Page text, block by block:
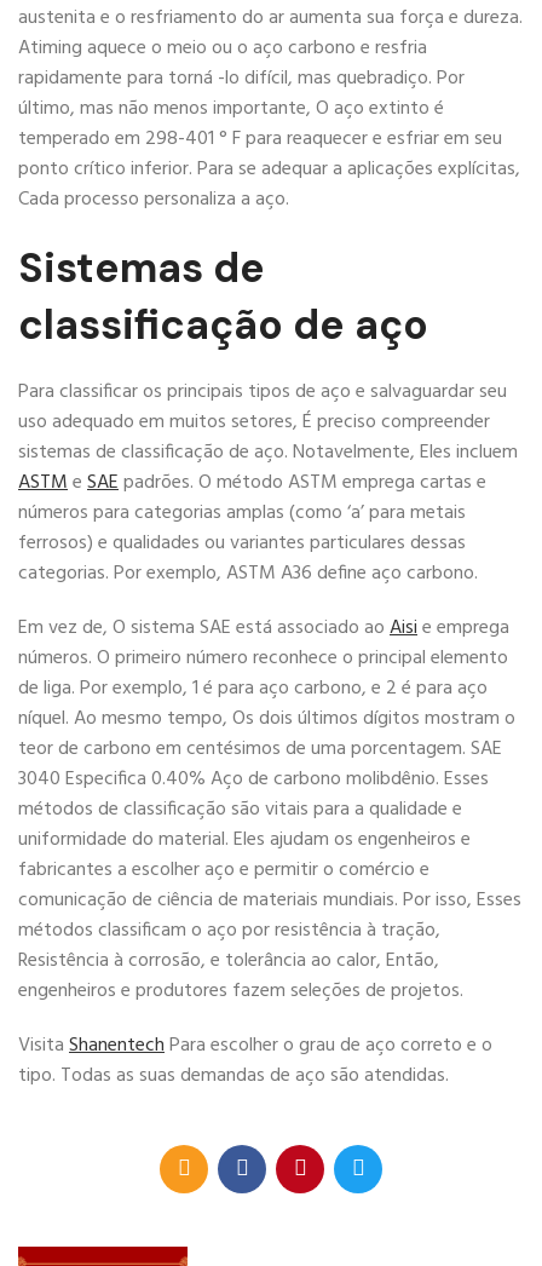
austenita e o resfriamento do ar aumenta sua força e dureza.
Atiming aquece o meio ou o aço carbono e resfria
rapidamente para torná -lo difícil, mas quebradiço. Por
último, mas não menos importante, O aço extinto é
temperado em 298-401 ° F para reaquecer e esfriar em seu
ponto crítico inferior. Para se adequar a aplicações explícitas,
Cada processo personaliza a aço.
Sistemas de
classificação de aço
Para classificar os principais tipos de aço e salvaguardar seu
uso adequado em muitos setores, É preciso compreender
sistemas de classificação de aço. Notavelmente, Eles incluem
ASTMeSAEpadrões. O método ASTM emprega cartas e
números para categorias amplas (como ‘a’ para metais
ferrosos) e qualidades ou variantes particulares dessas
categorias. Por exemplo, ASTM A36 define aço carbono.
Em vez de, O sistema SAE está associado aoAisie emprega
números. O primeiro número reconhece o principal elemento
de liga. Por exemplo, 1 é para aço carbono, e 2 é para aço
níquel. Ao mesmo tempo, Os dois últimos dígitos mostram o
teor de carbono em centésimos de uma porcentagem. SAE
3040 Especifica 0.40% Aço de carbono molibdênio. Esses
métodos de classificação são vitais para a qualidade e
uniformidade do material. Eles ajudam os engenheiros e
fabricantes a escolher aço e permitir o comércio e
comunicação de ciência de materiais mundiais. Por isso, Esses
métodos classificam o aço por resistência à tração,
Resistência à corrosão, e tolerância ao calor, Então,
engenheiros e produtores fazem seleções de projetos.
VisitaShanentechPara escolher o grau de aço correto e o
tipo. Todas as suas demandas de aço são atendidas.